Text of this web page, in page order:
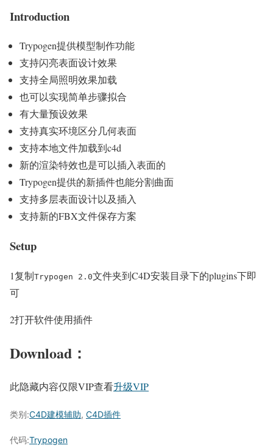
Introduction
Trypogen提供模型制作功能
支持闪亮表面设计效果
支持全局照明效果加载
也可以实现简单步骤拟合
有大量预设效果
支持真实环境区分几何表面
支持本地文件加载到c4d
新的渲染特效也是可以插入表面的
Trypogen提供的新插件也能分割曲面
支持多层表面设计以及插入
支持新的FBX文件保存方案
Setup
1复制Trypogen 2.0文件夹到C4D安装目录下的plugins下即
可
2打开软件使用插件
Download：
此隐藏内容仅限VIP查看升级VIP
类别:C4D建模辅助, C4D插件
代码:Trypogen